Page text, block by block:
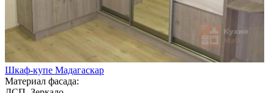
Шкаф-купе Мадагаскар
Материал фасада: